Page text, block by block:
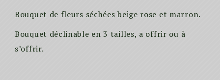
Bouquet de fleurs séchées beige rose et marron.
Bouquet déclinable en 3 tailles, a offrir ou à
s’offrir.